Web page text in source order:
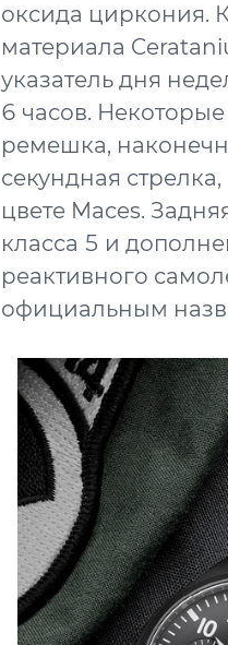
оксида циркония.
материала
указатель дня
6 часов.
ремешка,
секундная
цвете Maces.
класса 5 и
реактивного
официальным